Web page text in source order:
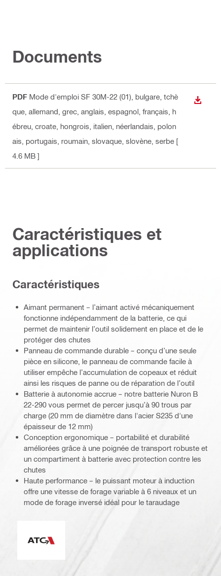
Documents
PDF Mode d'emploi SF 30M-22 (01) , bulgare, tchè
que, allemand, grec, anglais, espagnol, français, h
ébreu, croate, hongrois, italien, néerlandais, polon
ais, portugais, roumain, slovaque, slovène, serbe [
4.6 MB ]
Caractéristiques et
applications
Caractéristiques
Aimant permanent – l’aimant activé mécaniquement
fonctionne indépendamment de la batterie, ce qui
permet de maintenir l’outil solidement en place et de le
protéger des chutes
Panneau de commande durable – conçu d’une seule
pièce en silicone, le panneau de commande facile à
utiliser empêche l’accumulation de copeaux et réduit
ainsi les risques de panne ou de réparation de l’outil
Batterie à autonomie accrue – notre batterie Nuron B
22-290 vous permet de percer jusqu’à 90 trous par
charge (20 mm de diamètre dans l'acier S235 d'une
épaisseur de 12 mm)
Conception ergonomique – portabilité et durabilité
améliorées grâce à une poignée de transport robuste et
un compartiment à batterie avec protection contre les
chutes
Haute performance – le puissant moteur à induction
offre une vitesse de forage variable à 6 niveaux et un
mode de forage inversé idéal pour le taraudage